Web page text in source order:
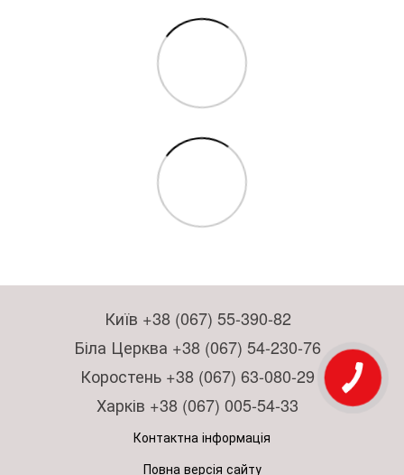
Київ +38 (067) 55-390-82
Біла Церква +38 (067) 54-230-76
Коростень +38 (067) 63-080-29
Харків +38 (067) 005-54-33
Контактна інформація
Повна версія сайту